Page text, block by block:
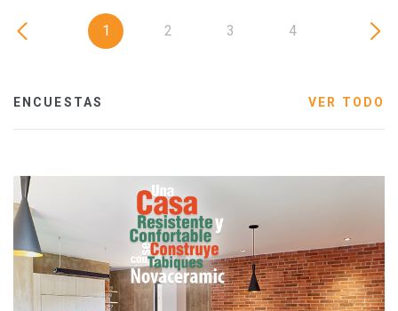
1 2 3 4
ENCUESTAS VER TODO